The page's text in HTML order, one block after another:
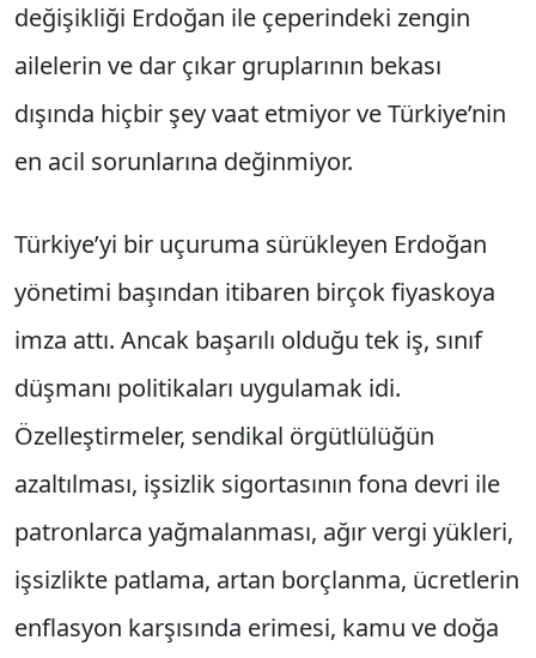
değişikliği Erdoğan ile çeperindeki zengin
ailelerin ve dar çıkar gruplarının bekası
dışında hiçbir şey vaat etmiyor ve Türkiye’nin
en acil sorunlarına değinmiyor.
Türkiye’yi bir uçuruma sürükleyen Erdoğan
yönetimi başından itibaren birçok fiyaskoya
imza attı. Ancak başarılı olduğu tek iş, sınıf
düşmanı politikaları uygulamak idi.
Özelleştirmeler, sendikal örgütlülüğün
azaltılması, işsizlik sigortasının fona devri ile
patronlarca yağmalanması, ağır vergi yükleri,
işsizlikte patlama, artan borçlanma, ücretlerin
enflasyon karşısında erimesi, kamu ve doğa